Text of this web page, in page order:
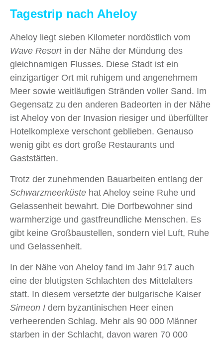
Tagestrip nach Aheloy
Aheloy liegt sieben Kilometer nordöstlich vom
Wave Resortin der Nähe der Mündung des
gleichnamigen Flusses. Diese Stadt ist ein
einzigartiger Ort mit ruhigem und angenehmem
Meer sowie weitläufigen Stränden voller Sand. Im
Gegensatz zu den anderen Badeorten in der Nähe
ist Aheloy von der Invasion riesiger und überfüllter
Hotelkomplexe verschont geblieben. Genauso
wenig gibt es dort große Restaurants und
Gaststätten.
Trotz der zunehmenden Bauarbeiten entlang der
Schwarzmeerküste hat Aheloy seine Ruhe und
Gelassenheit bewahrt. Die Dorfbewohner sind
warmherzige und gastfreundliche Menschen. Es
gibt keine Großbaustellen, sondern viel Luft, Ruhe
und Gelassenheit.
In der Nähe von Aheloy fand im Jahr 917 auch
eine der blutigsten Schlachten des Mittelalters
statt. In diesem versetzte der bulgarische Kaiser
Simeon I dem byzantinischen Heer einen
verheerenden Schlag. Mehr als 90 000 Männer
starben in der Schlacht, davon waren 70 000